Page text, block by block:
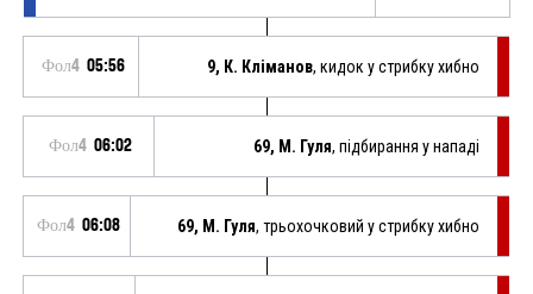
Фол4 05:56 9, К. Кліманов, кидок у стрибку хибно
Фол4 06:02 69, М. Гуля, підбирання у нападі
Фол4 06:08 69, М. Гуля, трьохочковий у стрибку хибно